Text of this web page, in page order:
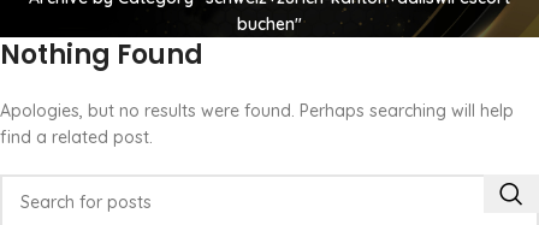
buchen"
Nothing Found
Apologies, but no results were found. Perhaps searching will help
find a related post.